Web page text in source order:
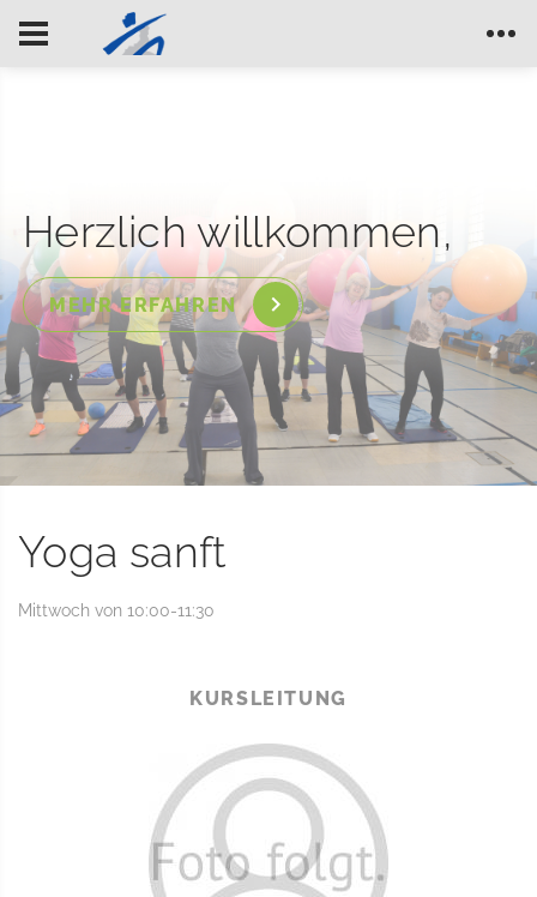
Herzlich willkommen,
MEHR ERFAHREN
Yoga sanft
Mittwoch von 10:00-11:30
KURSLEITUNG